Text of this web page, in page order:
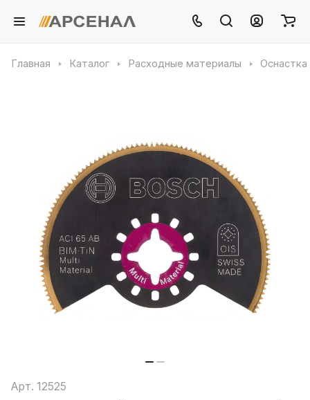
Главная Каталог Расходные материалы
Арт. 12525